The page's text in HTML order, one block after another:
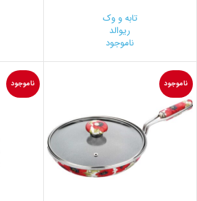
تابه و وک
ریوالد
ناموجود
ناموجود ناموجود